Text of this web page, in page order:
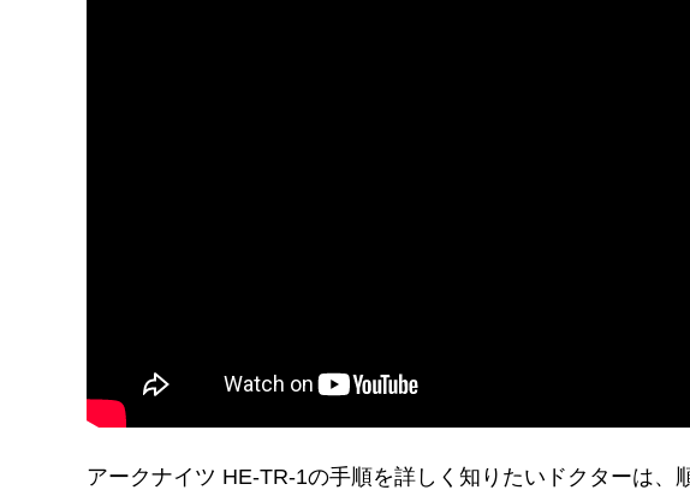
アークナイツ HE-TR-1の手順を詳しく知りたいドクターは、